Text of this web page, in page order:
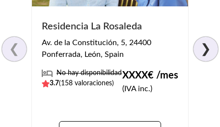
❮
Residencia La Rosaleda
Av. de la Constitución, 5, 24400
Ponferrada, León, Spain
No hay disponibilidad
3.7(158 valoraciones)
XXXX€ /mes
(IVA inc.)
C.
❯